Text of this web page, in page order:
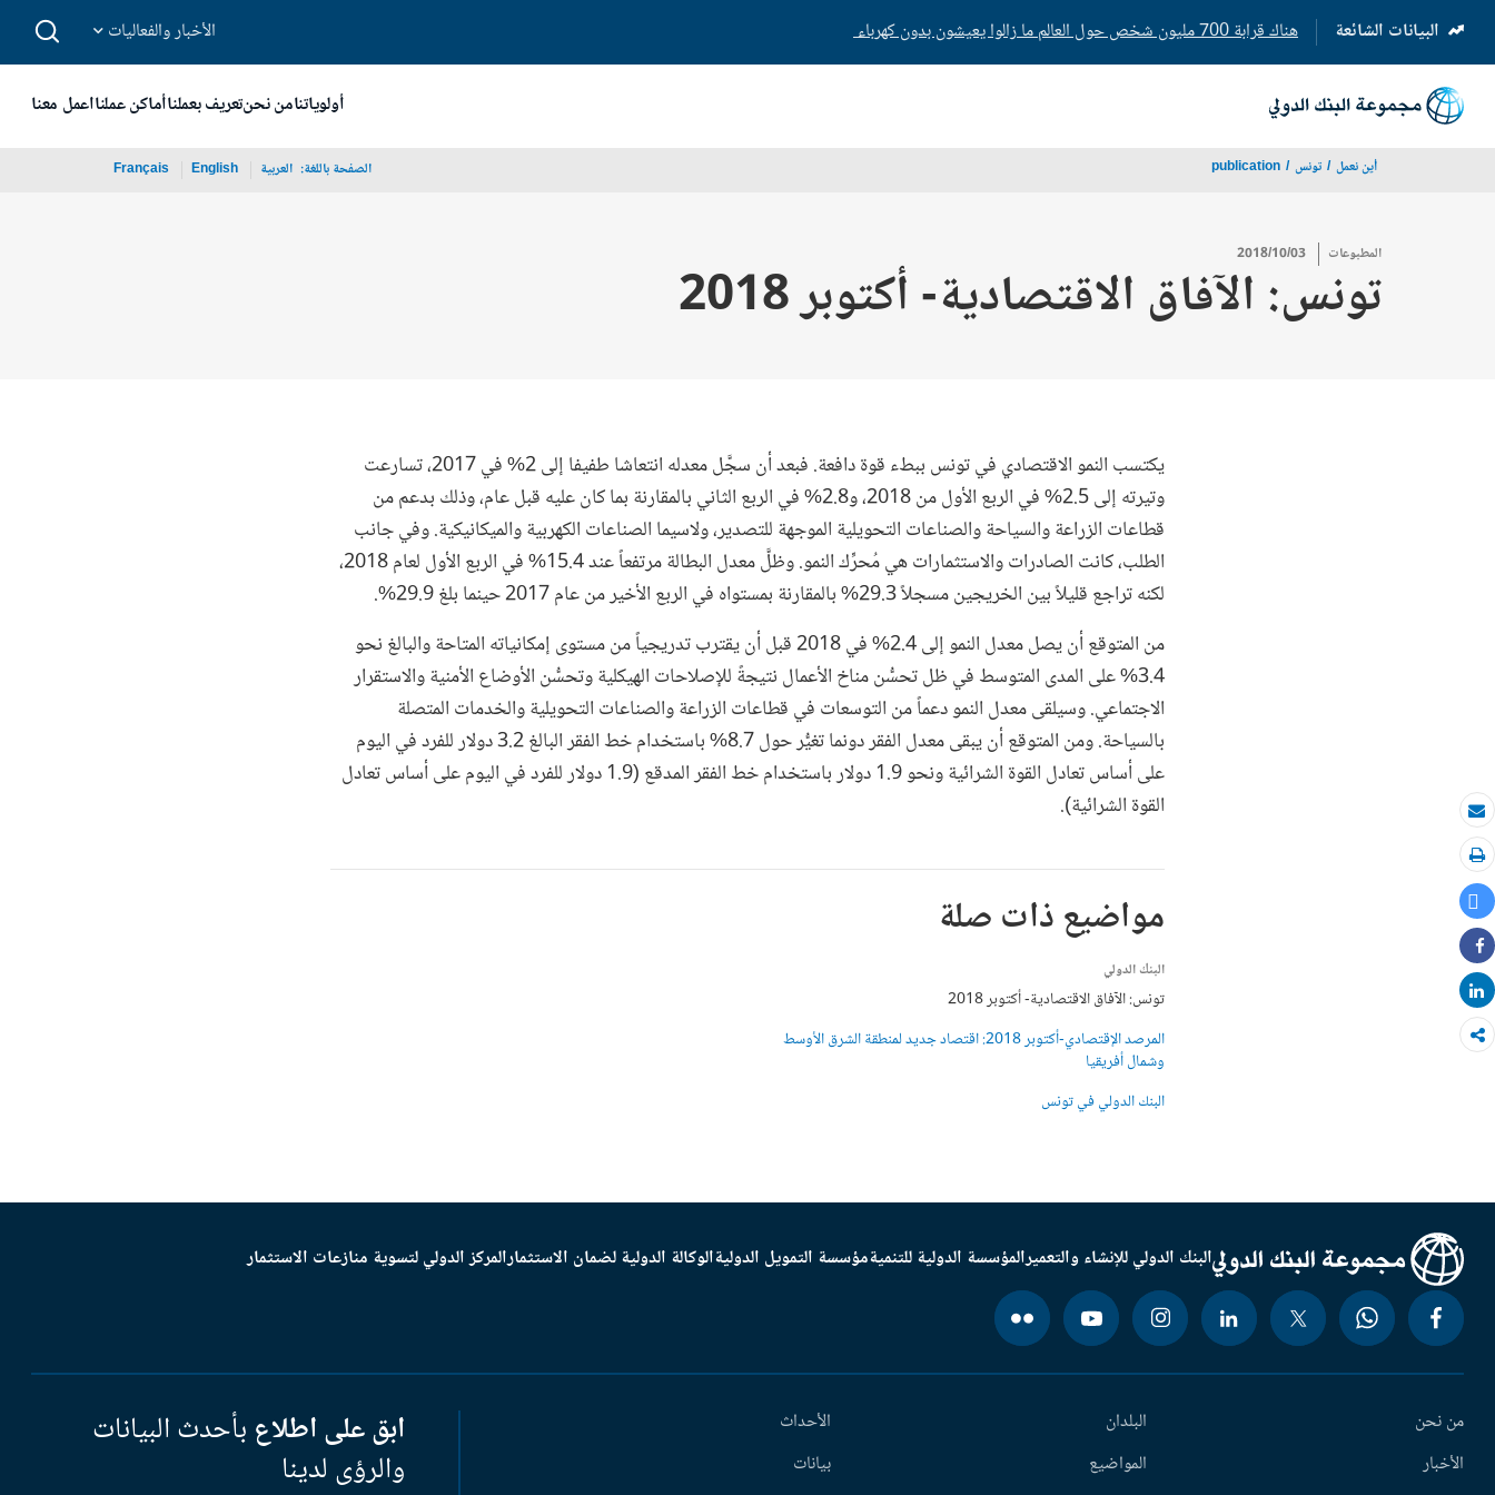
البيانات الشائعة هناك قرابة 700 مليون شخص حول العالم ما زالوا يعيشون بدون كهرباء
(opens
in
a
new
الأخبار والفعاليات
أولوياتنامن نحنتعريف بعملناأماكن عملنااعمل معنا
أين نعمل تونس publication الصفحة باللغة: العربية English
Français
المطبوعات 2018/10/03
تونس: الآفاق الاقتصادية- أكتوبر 2018
بريد الكتروني
طباعة
Tweet
Share
Share
يكتسب النمو الاقتصادي في تونس ببطء قوة دافعة. فبعد أن سجَّل معدله انتعاشا طفيفا إلى 2% في 2017، تسارعت
وتيرته إلى 2.5% في الربع الأول من 2018، و2.8% في الربع الثاني بالمقارنة بما كان عليه قبل عام، وذلك بدعم من
قطاعات الزراعة والسياحة والصناعات التحويلية الموجهة للتصدير، ولاسيما الصناعات الكهربية والميكانيكية. وفي جانب
الطلب، كانت الصادرات والاستثمارات هي مُحرِّك النمو. وظلَّ معدل البطالة مرتفعاً عند 15.4% في الربع الأول لعام 2018،
لكنه تراجع قليلاً بين الخريجين مسجلاً 29.3% بالمقارنة بمستواه في الربع الأخير من عام 2017 حينما بلغ 29.9%.
من المتوقع أن يصل معدل النمو إلى 2.4% في 2018 قبل أن يقترب تدريجياً من مستوى إمكانياته المتاحة والبالغ نحو
3.4% على المدى المتوسط في ظل تحسُّن مناخ الأعمال نتيجةً للإصلاحات الهيكلية وتحسُّن الأوضاع الأمنية والاستقرار
الاجتماعي. وسيلقى معدل النمو دعماً من التوسعات في قطاعات الزراعة والصناعات التحويلية والخدمات المتصلة
بالسياحة. ومن المتوقع أن يبقى معدل الفقر دونما تغيُّر حول 8.7% باستخدام خط الفقر البالغ 3.2 دولار للفرد في اليوم
على أساس تعادل القوة الشرائية ونحو 1.9 دولار باستخدام خط الفقر المدقع (1.9 دولار للفرد في اليوم على أساس تعادل
القوة الشرائية).
مواضيع ذات صلة
البنك الدولي
تونس: الآفاق الاقتصادية- أكتوبر 2018
المرصد الإقتصادي-أكتوبر 2018: اقتصاد جديد لمنطقة الشرق الأوسط
وشمال أفريقيا
البنك الدولي في تونس
البنك الدولي للإنشاء والتعميرالمؤسسة الدولية للتنميةمؤسسة التمويل الدوليةالوكالة الدولية لضمان الاستثمارالمركز الدولي لتسوية منازعات الاستثمار
من نحن
الأخبار
البلدان
المواضيع
الأحداث
بيانات
ابق على اطلاع بأحدث البيانات
والرؤى لدينا